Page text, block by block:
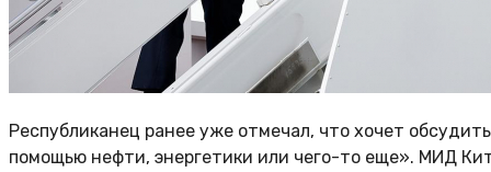
Республиканец ранее уже отмечал, что хочет
помощью нефти, энергетики или чего-то еще». МИД